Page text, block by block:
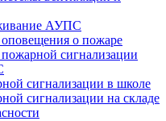
АУПС
о пожаре
сигнализации
сигнализации в школе
сигнализации на складе